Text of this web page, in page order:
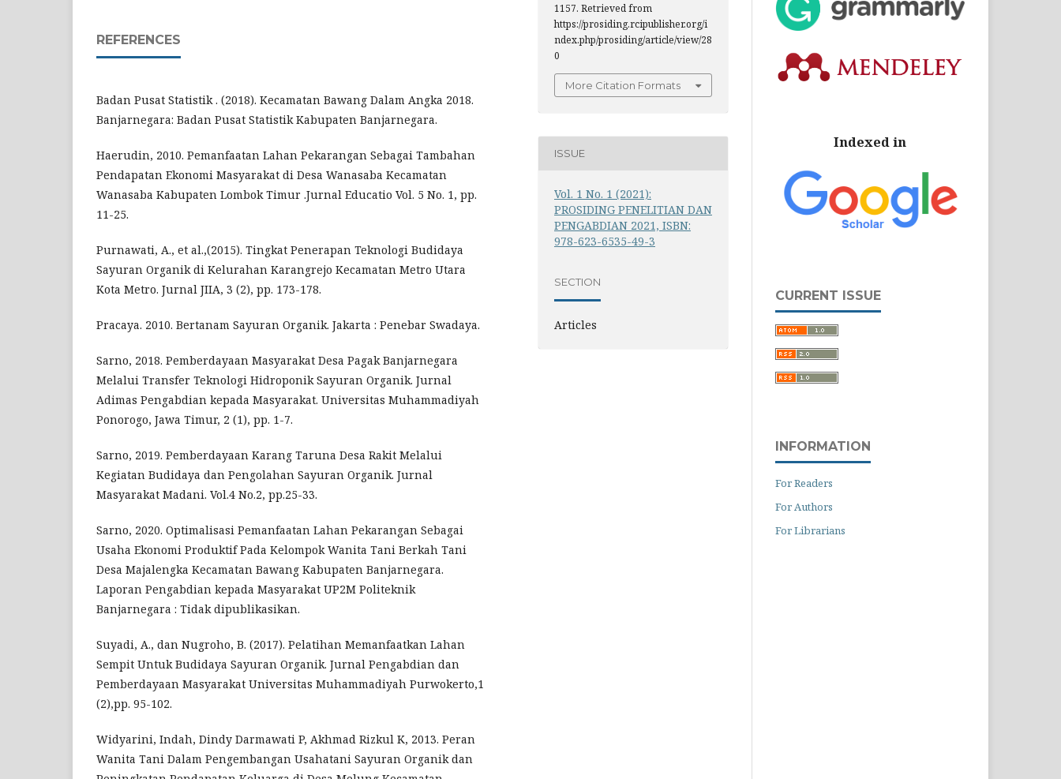
REFERENCES
Badan Pusat Statistik . (2018). Kecamatan Bawang Dalam Angka 2018.
Banjarnegara: Badan Pusat Statistik Kabupaten Banjarnegara.
Haerudin, 2010. Pemanfaatan Lahan Pekarangan Sebagai Tambahan
Pendapatan Ekonomi Masyarakat di Desa Wanasaba Kecamatan
Wanasaba Kabupaten Lombok Timur .Jurnal Educatio Vol. 5 No. 1, pp.
11-25.
Purnawati, A., et al.,(2015). Tingkat Penerapan Teknologi Budidaya
Sayuran Organik di Kelurahan Karangrejo Kecamatan Metro Utara
Kota Metro. Jurnal JIIA, 3 (2), pp. 173-178.
Pracaya. 2010. Bertanam Sayuran Organik. Jakarta : Penebar Swadaya.
Sarno, 2018. Pemberdayaan Masyarakat Desa Pagak Banjarnegara
Melalui Transfer Teknologi Hidroponik Sayuran Organik. Jurnal
Adimas Pengabdian kepada Masyarakat. Universitas Muhammadiyah
Ponorogo, Jawa Timur, 2 (1), pp. 1-7.
Sarno, 2019. Pemberdayaan Karang Taruna Desa Rakit Melalui
Kegiatan Budidaya dan Pengolahan Sayuran Organik. Jurnal
Masyarakat Madani. Vol.4 No.2, pp.25-33.
Sarno, 2020. Optimalisasi Pemanfaatan Lahan Pekarangan Sebagai
Usaha Ekonomi Produktif Pada Kelompok Wanita Tani Berkah Tani
Desa Majalengka Kecamatan Bawang Kabupaten Banjarnegara.
Laporan Pengabdian kepada Masyarakat UP2M Politeknik
Banjarnegara : Tidak dipublikasikan.
Suyadi, A., dan Nugroho, B. (2017). Pelatihan Memanfaatkan Lahan
Sempit Untuk Budidaya Sayuran Organik. Jurnal Pengabdian dan
Pemberdayaan Masyarakat Universitas Muhammadiyah Purwokerto,1
(2),pp. 95-102.
Widyarini, Indah, Dindy Darmawati P, Akhmad Rizkul K, 2013. Peran
Wanita Tani Dalam Pengembangan Usahatani Sayuran Organik dan
1157. Retrieved from
https://prosiding.rcipublisher.org/i
ndex.php/prosiding/article/view/28
0
More Citation Formats
ISSUE
Vol. 1 No. 1 (2021):
PROSIDING PENELITIAN DAN
PENGABDIAN 2021, ISBN:
978-623-6535-49-3
SECTION
Articles
Indexed in
CURRENT ISSUE
INFORMATION
For Readers
For Authors
For Librarians